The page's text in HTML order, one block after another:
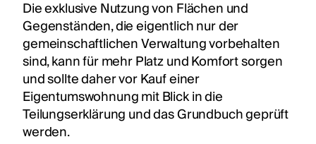
Die exklusive Nutzung von Flächen und
Gegenständen, die eigentlich nur der
gemeinschaftlichen Verwaltung vorbehalten
sind, kann für mehr Platz und Komfort sorgen
und sollte daher vor Kauf einer
Eigentumswohnung mit Blick in die
Teilungserklärung und das Grundbuch geprüft
werden.